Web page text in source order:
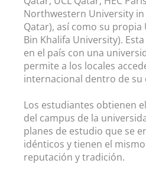
Northwestern University in
Qatar), así como su
Bin Khalifa University).
en el país con una
permite a los locales
internacional dentro de su
Los estudiantes obtienen
del campus de la
planes de estudio que se
idénticos y tienen el
reputación y tradición.